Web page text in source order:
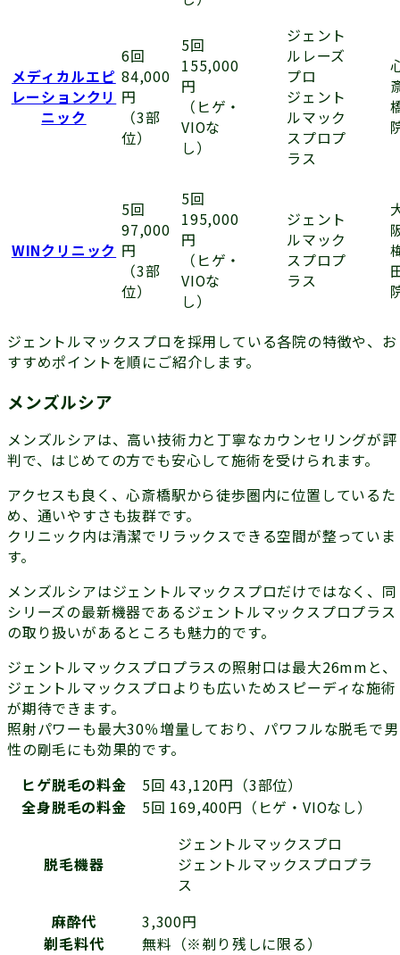
メディカルエピ
レーションクリ
ニック
6回
84,000
円
（3部
位）
5回
155,000
円
（ヒゲ・
VIOな
し）
ジェント
ルレーズ
プロ
ジェント
ルマック
スプロプ
ラス
WINクリニック
5回
97,000
円
（3部
位）
5回
195,000
円
（ヒゲ・
VIOな
し）
ジェント
ルマック
スプロプ
ラス
ジェントルマックスプロを採用している各院の特徴や、お
すすめポイントを順にご紹介します。
メンズルシア
メンズルシアは、高い技術力と丁寧なカウンセリングが評
判で、はじめての方でも安心して施術を受けられます。
アクセスも良く、心斎橋駅から徒歩圏内に位置しているた
め、通いやすさも抜群です。
クリニック内は清潔でリラックスできる空間が整っていま
す。
メンズルシアはジェントルマックスプロだけではなく、同
シリーズの最新機器であるジェントルマックスプロプラス
の取り扱いがあるところも魅力的です。
ジェントルマックスプロプラスの照射口は最大26mmと、
ジェントルマックスプロよりも広いためスピーディな施術
が期待できます。
照射パワーも最大30％増量しており、パワフルな脱毛で男
性の剛毛にも効果的です。
ヒゲ脱毛の料金
5回 43,120円（3部位）
全身脱毛の料金
5回 169,400円（ヒゲ・VIOなし）
脱毛機器
ジェントルマックスプロ
ジェントルマックスプロプラ
ス
麻酔代
3,300円
剃毛料代
無料（※剃り残しに限る）